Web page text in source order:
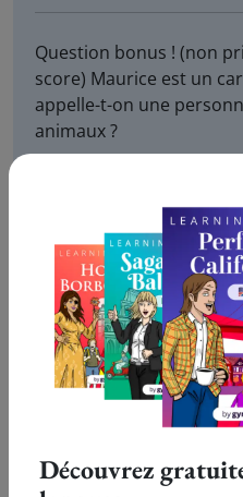
Question bonus ! (non
score) Maurice est un
appelle-t-on une
animaux ?
Une personne qui
[pas répondu]
Un
une personne
morts pour les conserver
aussi l'appeler empailleur
Découvrez